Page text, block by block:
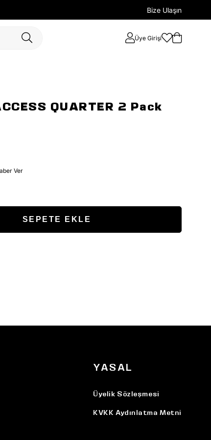
Bize Ulaşın
Üye Girişi
QUARTER 2 Pack
Ver
YASAL
Üyelik Sözleşmesi
KVKK Aydınlatma Metni